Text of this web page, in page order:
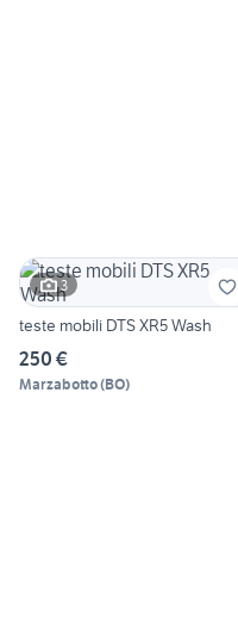
3
teste mobili DTS XR5 Wash
250 €
Marzabotto(BO)